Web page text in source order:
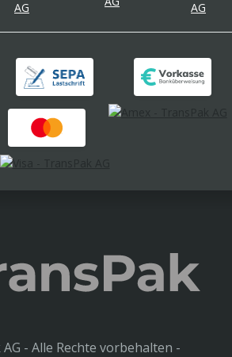
- Alle Rechte vorbehalten -